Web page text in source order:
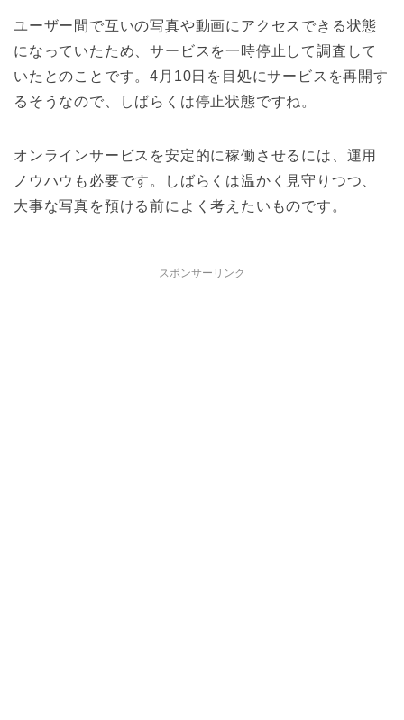
ユーザー間で互いの写真や動画にアクセスできる状態
になっていたため、サービスを一時停止して調査して
いたとのことです。4月10日を目処にサービスを再開す
るそうなので、しばらくは停止状態ですね。
オンラインサービスを安定的に稼働させるには、運用
ノウハウも必要です。しばらくは温かく見守りつつ、
大事な写真を預ける前によく考えたいものです。
スポンサーリンク